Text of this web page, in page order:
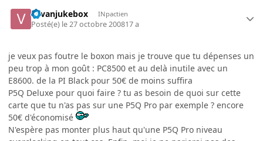
vavanjukebox INpactien
Posté(e) le 27 octobre 200817 a
je veux pas foutre le boxon mais je trouve que tu dépenses un
peu trop à mon goût : PC8500 et au delà inutile avec un
E8600. de la PI Black pour 50€ de moins suffira
P5Q Deluxe pour quoi faire ? tu as besoin de quoi sur cette
carte que tu n'as pas sur une P5Q Pro par exemple ? encore
50€ d'économisé
N'espère pas monter plus haut qu'une P5Q Pro niveau